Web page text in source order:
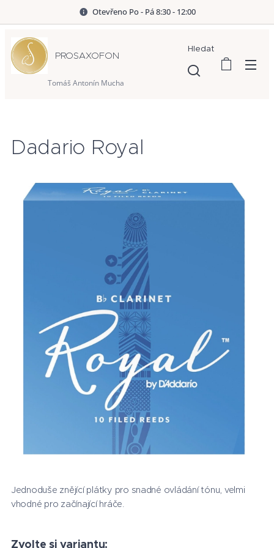
Otevřeno Po - Pá 8:30 - 12:00
PROSAXOFON
Tomáš Antonín Mucha
Hledat
Dadario Royal
Jednoduše znějící plátky pro snadné ovládání tónu, velmi
vhodné pro začínající hráče.
Zvolte si variantu: